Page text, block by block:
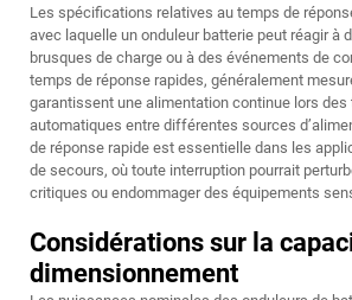
Les spécifications relatives au temps de
avec laquelle un onduleur batterie peut réagir à
brusques de charge ou à des événements de
temps de réponse rapides, généralement
garantissent une alimentation continue lors
automatiques entre différentes sources
de réponse rapide est essentielle dans les
de secours, où toute interruption pourrait
critiques ou endommager des équipements
Considérations sur la
dimensionnement